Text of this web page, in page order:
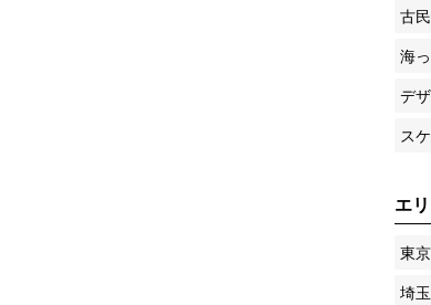
古
海
デ
ス
エ
東京
埼玉